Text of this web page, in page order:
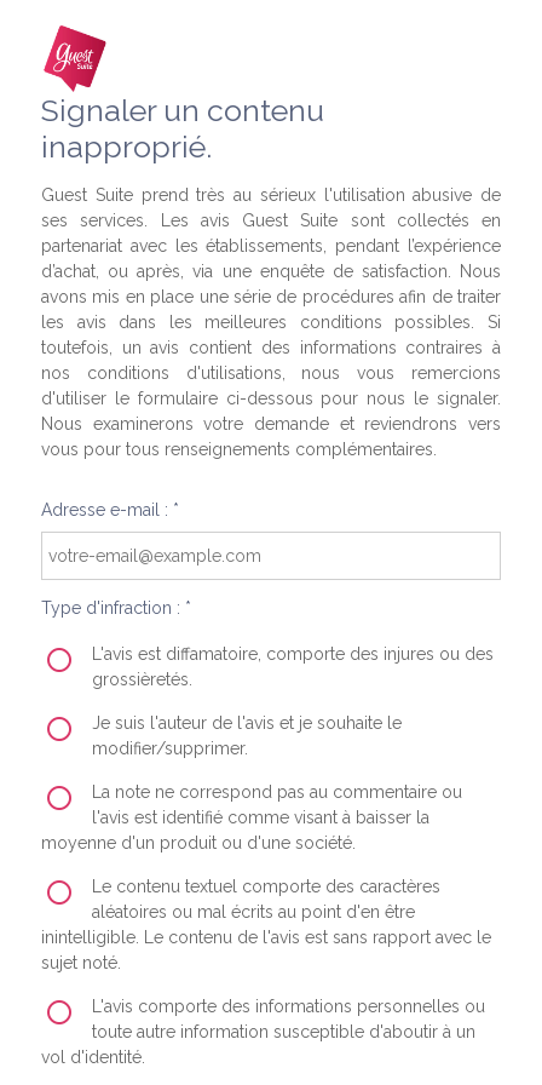
Signaler un contenu
inapproprié.
Guest Suite prend très au sérieux l'utilisation abusive de
ses services. Les avis Guest Suite sont collectés en
partenariat avec les établissements, pendant l’expérience
d’achat, ou après, via une enquête de satisfaction. Nous
avons mis en place une série de procédures afin de traiter
les avis dans les meilleures conditions possibles. Si
toutefois, un avis contient des informations contraires à
nos conditions d'utilisations, nous vous remercions
d'utiliser le formulaire ci-dessous pour nous le signaler.
Nous examinerons votre demande et reviendrons vers
vous pour tous renseignements complémentaires.
Adresse e-mail : *
Type d'infraction : *
L'avis est diffamatoire, comporte des injures ou des
grossièretés.
Je suis l'auteur de l'avis et je souhaite le
modifier/supprimer.
La note ne correspond pas au commentaire ou
l'avis est identifié comme visant à baisser la
moyenne d'un produit ou d'une société.
Le contenu textuel comporte des caractères
aléatoires ou mal écrits au point d'en être
inintelligible. Le contenu de l'avis est sans rapport avec le
sujet noté.
L'avis comporte des informations personnelles ou
toute autre information susceptible d'aboutir à un
vol d'identité.